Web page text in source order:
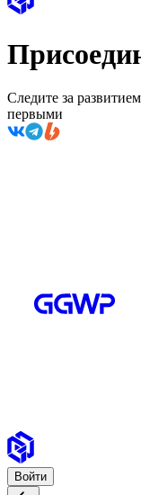
Следите за
первыми
Войти